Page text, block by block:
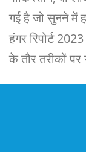
गई है जो सुनने में
हंगर रिपोर्ट
के तौर तरीकों